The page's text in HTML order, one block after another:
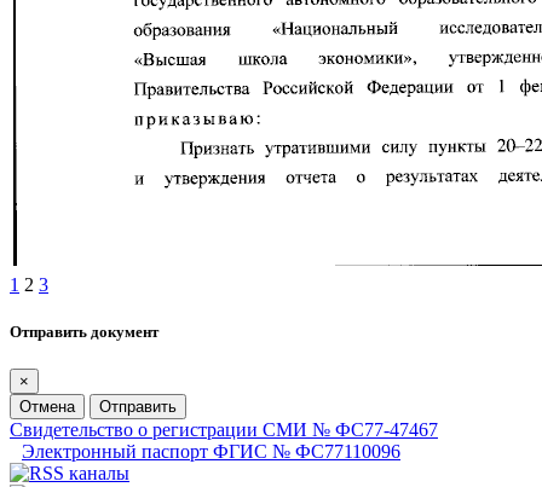
1 2 3
Отправить документ
×
Отмена
Отправить
Свидетельство о регистрации СМИ № ФС77-47467
Электронный паспорт ФГИС № ФС77110096